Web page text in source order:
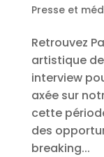
Presse et
Retrouvez
artistique de
interview
axée sur
cette
des
breaking...